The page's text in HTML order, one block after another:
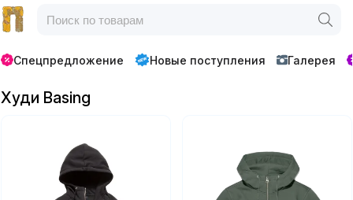
Спецпредложение Новые поступления Галерея
Худи Basing